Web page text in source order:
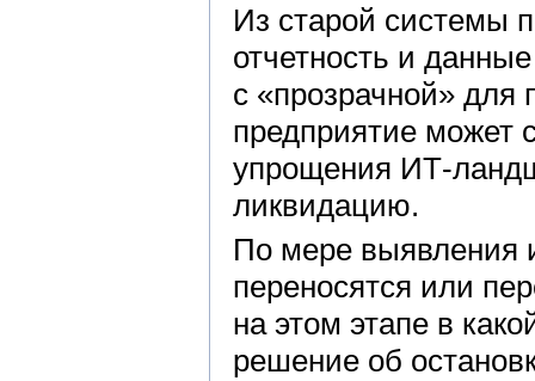
Из старой системы
отчетность и
с «прозрачной» для
предприятие может
упрощения ИТ-
ликвидацию.
По мере выявления
переносятся или
на этом этапе в
решение об